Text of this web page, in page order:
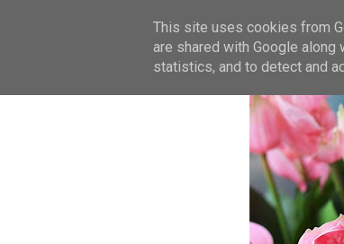
This site uses cookies from
are shared with Google
statistics, and to detect and